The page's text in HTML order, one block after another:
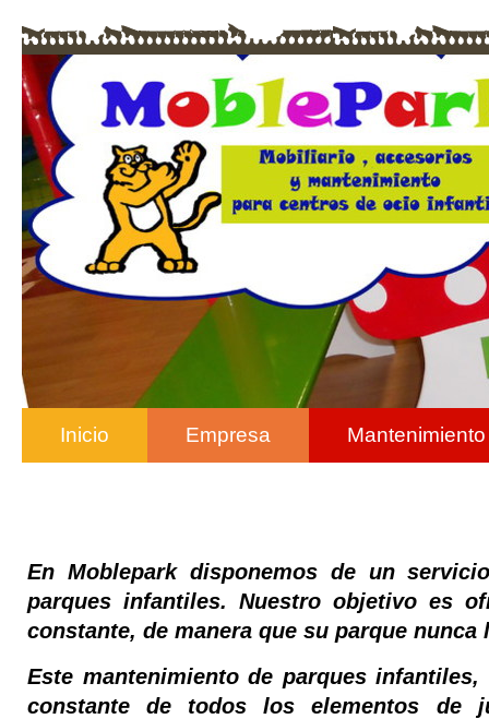
Inicio Empresa Mantenimiento
En Moblepark disponemos de un
parques infantiles. Nuestro objetivo es
constante, de manera que su parque nunca
Este mantenimiento de parques
constante de todos los elementos de